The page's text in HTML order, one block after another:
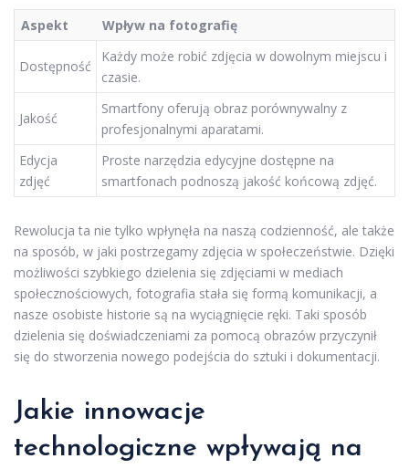
Aspekt Wpływ na fotografię
Dostępność
Każdy może robić zdjęcia w dowolnym miejscu i
czasie.
Jakość
Smartfony oferują obraz porównywalny z
profesjonalnymi aparatami.
Edycja
zdjęć
Proste narzędzia edycyjne dostępne na
smartfonach podnoszą jakość końcową zdjęć.
Rewolucja ta nie tylko wpłynęła na naszą codzienność, ale także
na sposób, w jaki postrzegamy zdjęcia w społeczeństwie. Dzięki
możliwości szybkiego dzielenia się zdjęciami w mediach
społecznościowych, fotografia stała się formą komunikacji, a
nasze osobiste historie są na wyciągnięcie ręki. Taki sposób
dzielenia się doświadczeniami za pomocą obrazów przyczynił
się do stworzenia nowego podejścia do sztuki i dokumentacji.
Jakie innowacje
technologiczne wpływają na